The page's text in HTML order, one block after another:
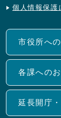
個人情報保護
市役所へ
各課への
延長開庁